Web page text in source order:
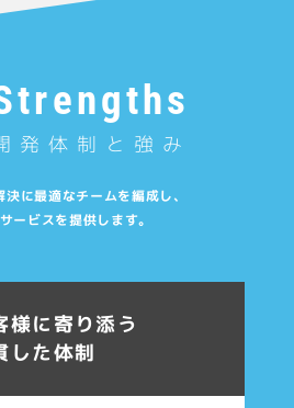
発体制と強み
に最適なチームを編成し、
ービスを提供します。
様に寄り添う
した体制